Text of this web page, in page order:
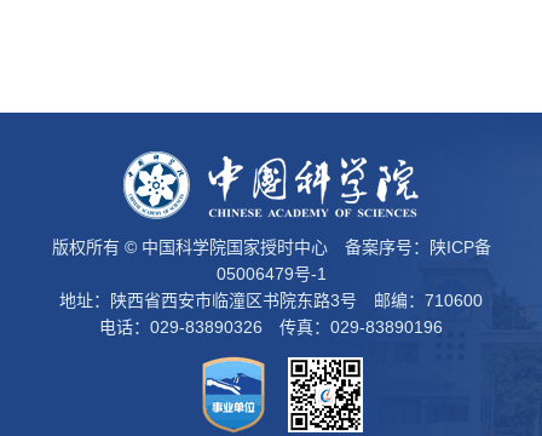
版权所有 © 中国科学院国家授时中心 备案序号：
陕ICP备
05006479号-1
地址：陕西省西安市临潼区书院东路3号 邮编：710600
电话：029-83890326 传真：029-83890196